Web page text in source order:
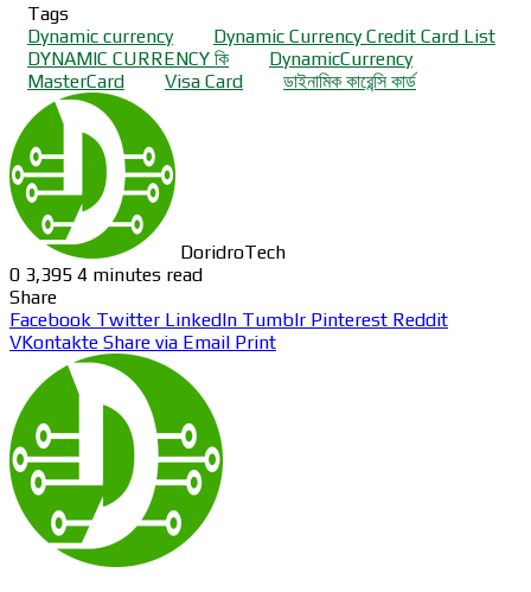
Tags
Dynamic currency
Dynamic Currency Credit Card List
DYNAMIC CURRENCY কি
DynamicCurrency
MasterCard
Visa Card ডাইনামিক কারেন্সি কার্ড
DoridroTech
0 3,395 4 minutes read
Share
Facebook Twitter LinkedIn Tumblr Pinterest Reddit
VKontakte Share via Email Print